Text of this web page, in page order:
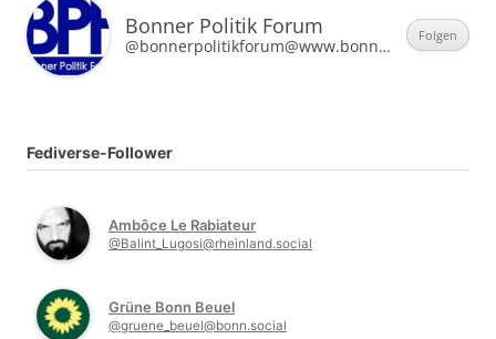
Bonner Politik Forum
@bonnerpolitikforum@www.bonner-politik-forum.de
Folgen
Fediverse-Follower
Ambôce Le Rabiateur
@Balint_Lugosi@rheinland.social
Grüne Bonn Beuel
@gruene_beuel@bonn.social